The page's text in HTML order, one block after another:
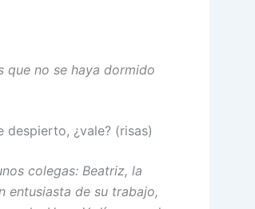
que no se haya dormido
despierto, ¿vale? (risas)
colegas: Beatriz, la
entusiasta de su trabajo,